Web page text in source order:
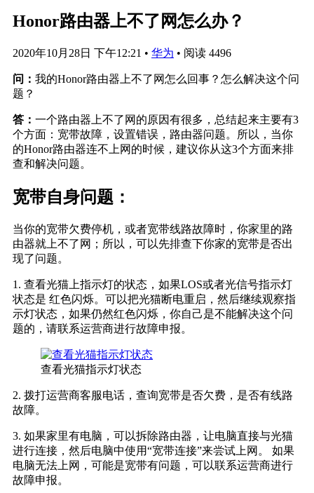
Honor路由器上不了网怎么办？
2020年10月28日 下午12:21 • 华为 • 阅读 4496
问： 我的Honor路由器上不了网怎么回事？怎么解决这个问
题？
答： 一个路由器上不了网的原因有很多，总结起来主要有3
个方面：宽带故障，设置错误，路由器问题。所以，当你
的Honor路由器连不上网的时候，建议你从这3个方面来排
查和解决问题。
宽带自身问题：
当你的宽带欠费停机，或者宽带线路故障时，你家里的路
由器就上不了网；所以，可以先排查下你家的宽带是否出
现了问题。
1. 查看光猫上指示灯的状态，如果LOS或者光信号指示灯
状态是 红色闪烁。可以把光猫断电重启，然后继续观察指
示灯状态，如果仍然红色闪烁，你自己是不能解决这个问
题的，请联系运营商进行故障申报。
查看光猫指示灯状态
2. 拨打运营商客服电话，查询宽带是否欠费，是否有线路
故障。
3. 如果家里有电脑，可以拆除路由器，让电脑直接与光猫
进行连接，然后电脑中使用“宽带连接”来尝试上网。 如果
电脑无法上网，可能是宽带有问题，可以联系运营商进行
故障申报。